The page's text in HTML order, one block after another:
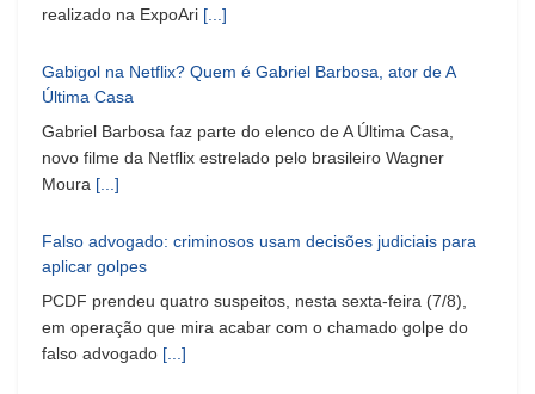
realizado na ExpoAri [...]
Gabigol na Netflix? Quem é Gabriel Barbosa, ator de A
Última Casa
Gabriel Barbosa faz parte do elenco de A Última Casa,
novo filme da Netflix estrelado pelo brasileiro Wagner
Moura [...]
Falso advogado: criminosos usam decisões judiciais para
aplicar golpes
PCDF prendeu quatro suspeitos, nesta sexta-feira (7/8),
em operação que mira acabar com o chamado golpe do
falso advogado [...]